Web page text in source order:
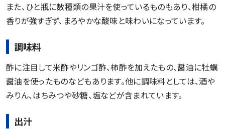
また、ひと瓶に数種類の果汁を使っているものもあり、柑橘の
香りが強すぎず、まろやかな酸味と味わいになっています。
調味料
酢に注目して米酢やリンゴ酢、柿酢を加えたもの、醤油に牡蠣
醤油を使ったものなどもあります。他に調味料としては、酒や
みりん、はちみつや砂糖、塩などが含まれています。
出汁